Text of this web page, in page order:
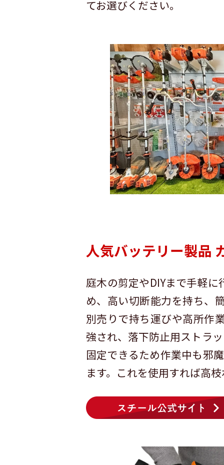
てお選びください。
人気バッテリー製品
庭木の剪定やDIYまで手軽
め、高い切断能力を持ち、
別売りで持ち運びや高所作
強され、落下防止用ストラ
固定できるため作業中も邪
ます。これを使用すれば高